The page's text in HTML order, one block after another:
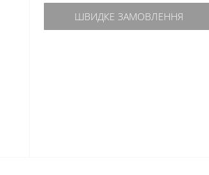
ШВИДКЕ ЗАМОВЛЕННЯ